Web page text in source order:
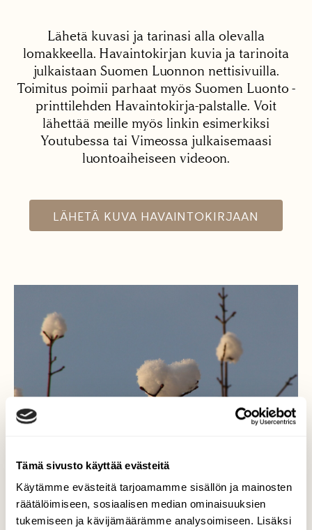
Tämä sivusto käyttää evästeitä
Käytämme evästeitä tarjoamamme sisällön ja mainosten
räätälöimiseen, sosiaalisen median ominaisuuksien
tukemiseen ja kävijämäärämme analysoimiseen. Lisäksi
Lähetä kuvasi ja tarinasi alla olevalla
lomakkeella. Havaintokirjan kuvia ja tarinoita
julkaistaan Suomen Luonnon nettisivuilla.
Toimitus poimii parhaat myös Suomen Luonto -
printtilehden Havaintokirja-palstalle. Voit
lähettää meille myös linkin esimerkiksi
Youtubessa tai Vimeossa julkaisemaasi
luontoaiheiseen videoon.
LÄHETÄ KUVA HAVAINTOKIRJAAN